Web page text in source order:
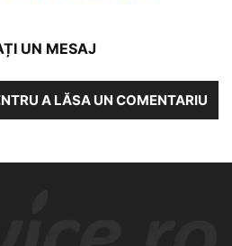
UN MESAJ
A LĂSA UN COMENTARIU